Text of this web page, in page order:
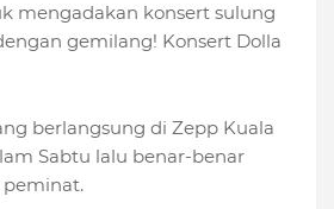
mengadakan konsert sulung
gemilang! Konsert Dolla
berlangsung di Zepp Kuala
Sabtu lalu benar-benar